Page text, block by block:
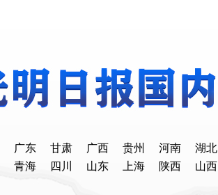
广东 甘肃 广西 贵州 河南 湖北
青海 四川 山东 上海 陕西 山西